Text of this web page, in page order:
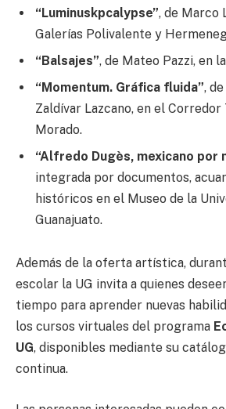
“Luminuskpcalypse”, de Marco
Galerías Polivalente y
“Balsajes”, de Mateo Pazzi, en
“Momentum. Gráfica fluida”,
Zaldívar Lazcano, en el Corredor
Morado.
“Alfredo Dugès, mexicano por
integrada por documentos,
históricos en el Museo de la
Guanajuato.
Además de la oferta artística,
escolar la UG invita a quienes
tiempo para aprender nuevas
los cursos virtuales del programa
UG, disponibles mediante su
continua.